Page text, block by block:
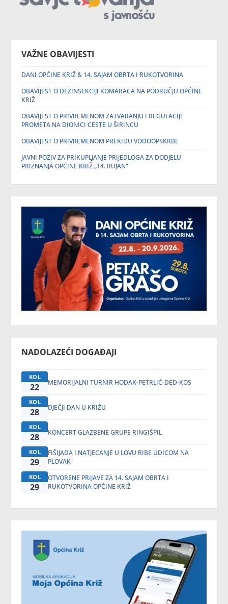
VAŽNE OBAVIJESTI
DANI OPĆINE KRIŽ & 14. SAJAM OBRTA I RUKOTVORINA
OBAVIJEST O DEZINSEKCIJI KOMARACA NA PODRUČJU OPĆINE
KRIŽ
OBAVIJEST O PRIVREMENOM ZATVARANJU I REGULACIJI
PROMETA NA DIONICI CESTE U ŠIRINCU
OBAVIJEST O PRIVREMENOM PREKIDU VODOOPSKRBE
JAVNI POZIV ZA PRIKUPLJANJE PRIJEDLOGA ZA DODJELU
PRIZNANJA OPĆINE KRIŽ „14. RUJAN“
NADOLAZEĆI DOGAĐAJI
KOL
22 MEMORIJALNI TURNIR HODAK-PETRLIĆ-DED-KOS
KOL
28 DJEČJI DAN U KRIŽU
KOL
28 KONCERT GLAZBENE GRUPE RINGIŠPIL
KOL
29
FIŠIJADA I NATJECANJE U LOVU RIBE UDICOM NA
PLOVAK
KOL
29
OTVORENE PRIJAVE ZA 14. SAJAM OBRTA I
RUKOTVORINA OPĆINE KRIŽ